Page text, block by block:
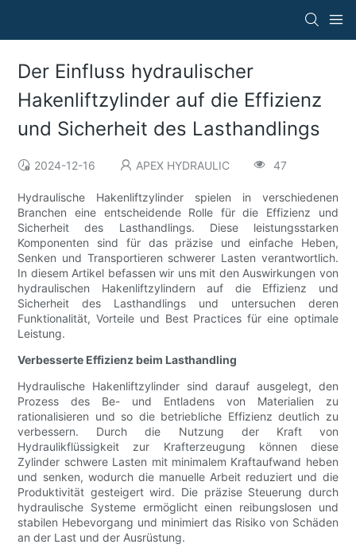
Der Einfluss hydraulischer
Hakenliftzylinder auf die Effizienz
und Sicherheit des Lasthandlings
2024-12-16 APEX HYDRAULIC 47
Hydraulische Hakenliftzylinder spielen in verschiedenen
Branchen eine entscheidende Rolle für die Effizienz und
Sicherheit des Lasthandlings. Diese leistungsstarken
Komponenten sind für das präzise und einfache Heben,
Senken und Transportieren schwerer Lasten verantwortlich.
In diesem Artikel befassen wir uns mit den Auswirkungen von
hydraulischen Hakenliftzylindern auf die Effizienz und
Sicherheit des Lasthandlings und untersuchen deren
Funktionalität, Vorteile und Best Practices für eine optimale
Leistung.
Verbesserte Effizienz beim Lasthandling
Hydraulische Hakenliftzylinder sind darauf ausgelegt, den
Prozess des Be- und Entladens von Materialien zu
rationalisieren und so die betriebliche Effizienz deutlich zu
verbessern. Durch die Nutzung der Kraft von
Hydraulikflüssigkeit zur Krafterzeugung können diese
Zylinder schwere Lasten mit minimalem Kraftaufwand heben
und senken, wodurch die manuelle Arbeit reduziert und die
Produktivität gesteigert wird. Die präzise Steuerung durch
hydraulische Systeme ermöglicht einen reibungslosen und
stabilen Hebevorgang und minimiert das Risiko von Schäden
an der Last und der Ausrüstung.